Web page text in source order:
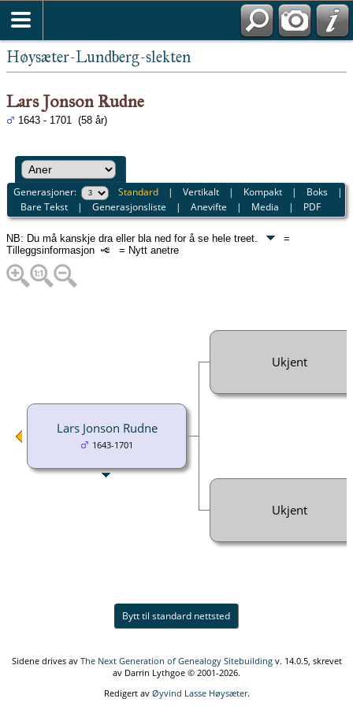
Høysæter-Lundberg-slekten
Lars Jonson Rudne
1643 - 1701 (58 år)
Generasjoner: Standard |Vertikalt | Kompakt | Boks |
Bare Tekst |Generasjonsliste |Anevifte | Media | PDF
NB: Du må kanskje dra eller bla ned for å se hele treet.
=
Tilleggsinformasjon
= Nytt anetre
Lars Jonson Rudne
1643-1701
Ukjent
Ukjent
Bytt til standard nettsted
Sidene drives av The Next Generation of Genealogy Sitebuildingv. 14.0.5, skrevet
av Darrin Lythgoe © 2001-2026.
Redigert av Øyvind Lasse Høysæter.